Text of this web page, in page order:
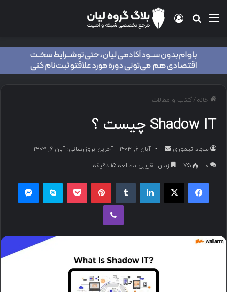
منو جستجو برای
ورود
خانه/کتاب و مقالات
Shadow IT چیست ؟
سجاد تیموری
ر
ا
ا
آبان ۶, ۱۴۰۳
آخرین بروزرسانی: آبان ۶, ۱۴۰۳
۰
75 زمان تقریبی مطالعه 15 دقیقه
فیسبوک ایکس لینکداین پینتریست پاکت اسکایپ
وایبر